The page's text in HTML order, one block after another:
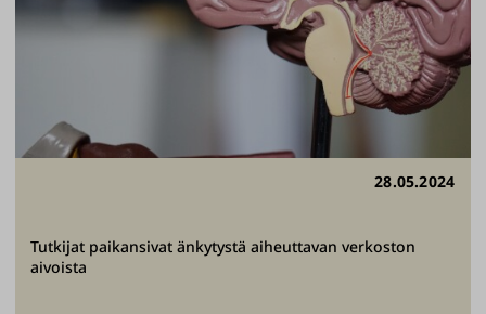
28.05.2024
Tutkijat paikansivat änkytystä aiheuttavan verkoston
aivoista